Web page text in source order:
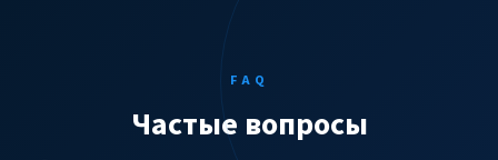
FAQ
Частые вопросы